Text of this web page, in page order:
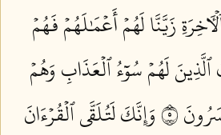
زَيَّنَّا لَهُمۡ أَعۡمَٰلَهُمۡ فَهُمۡ
لَهُمۡ سُوٓءُ ٱلۡعَذَابِ وَهُمۡ
٥
وَإِنَّكَ لَتُلَقَّى ٱلۡقُرۡءَانَ